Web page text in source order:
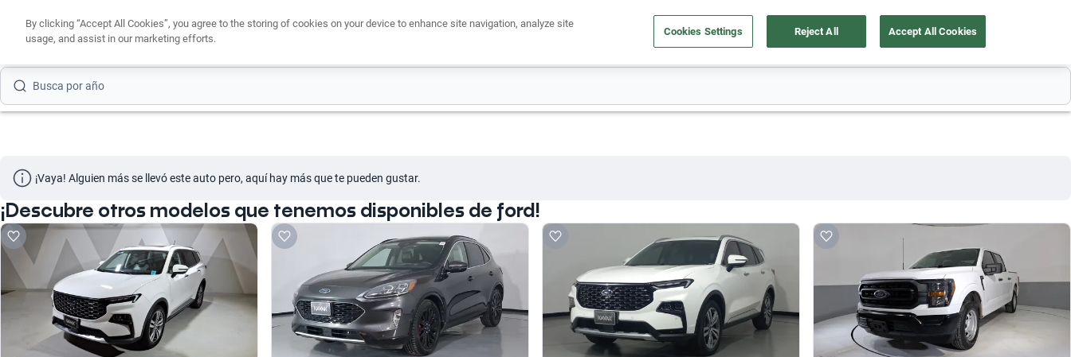
Compra un auto Vende tu auto Cuida tu auto Nosotros Ubicación
Busca por año
¡Vaya! Alguien más se llevó este auto pero, aquí hay más que te pueden gustar.
¡Descubre otros modelos que tenemos disponibles de ford!
By clicking “Accept All Cookies”, you agree to the storing of cookies on your device to enhance site navigation, analyze site
usage, and assist in our marketing efforts.
Cookies Settings Reject All Accept All Cookies